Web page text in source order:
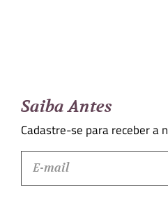
Saiba Antes
Cadastre-se para receber a